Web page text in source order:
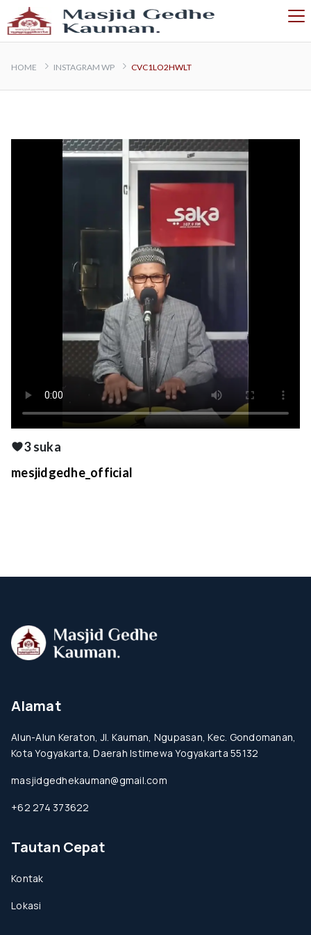
HOME INSTAGRAM WP CVC1LO2HWLT
3 suka
mesjidgedhe_official
Alamat
Alun-Alun Keraton, Jl. Kauman, Ngupasan, Kec. Gondomanan,
Kota Yogyakarta, Daerah Istimewa Yogyakarta 55132
masjidgedhekauman@gmail.com
+62 274 373622
Tautan Cepat
Kontak
Lokasi